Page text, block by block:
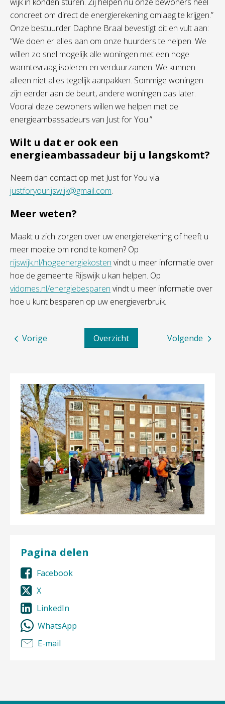
concreet om direct de energierekening omlaag te krijgen.”
Onze bestuurder Daphne Braal bevestigt dit en vult aan:
“We doen er alles aan om onze huurders te helpen. We
willen zo snel mogelijk alle woningen met een hoge
warmtevraag isoleren en verduurzamen. We kunnen
alleen niet alles tegelijk aanpakken. Sommige woningen
zijn eerder aan de beurt, andere woningen pas later.
Vooral deze bewoners willen we helpen met de
energieambassadeurs van Just for You.”
Wilt u dat er ook een
energieambassadeur bij u langskomt?
Neem dan contact op met Just for You via
justforyourijswijk@gmail.com.
Meer weten?
Maakt u zich zorgen over uw energierekening of heeft u
meer moeite om rond te komen? Op
rijswijk.nl/hogeenergiekosten vindt u meer informatie over
hoe de gemeente Rijswijk u kan helpen. Op
vidomes.nl/energiebesparen vindt u meer informatie over
hoe u kunt besparen op uw energieverbruik.
Volgende
Overzicht
Vorige
Pagina delen
Facebook
X
LinkedIn
WhatsApp
E-mail